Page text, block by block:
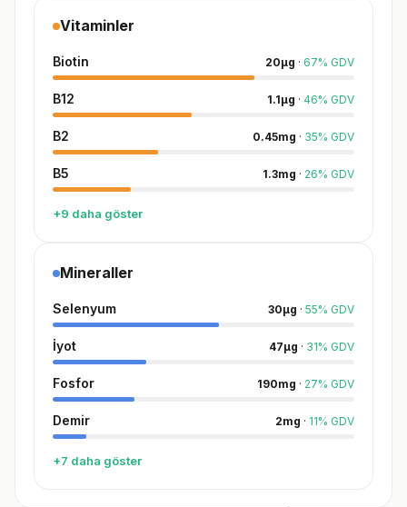
Vitaminler
Biotin 20µg · 67% GDV
B12 1.1µg · 46% GDV
B2 0.45mg · 35% GDV
B5 1.3mg · 26% GDV
+9 daha göster
Mineraller
Selenyum 30µg · 55% GDV
İyot 47µg · 31% GDV
Fosfor 190mg · 27% GDV
Demir 2mg · 11% GDV
+7 daha göster